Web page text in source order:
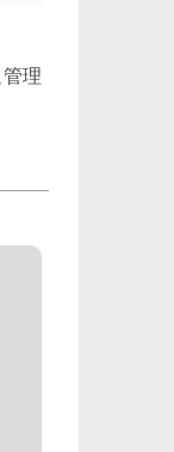
理